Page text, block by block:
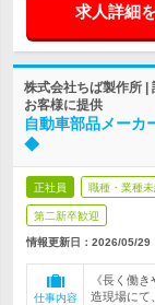
求人詳細
株式会社ちば製作所 |
お客様に提供
自動車部品メーカ
◆
正社員 職種・業種
第二新卒歓迎
情報更新日：2026/05/29
仕事内容
《長く働
造現場にて